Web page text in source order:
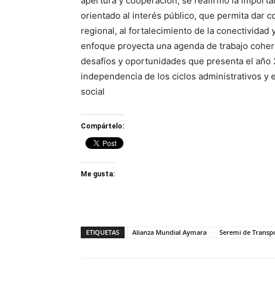
orientado al interés público, que permita dar
regional, al fortalecimiento de la conectividad
enfoque proyecta una agenda de trabajo
desafíos y oportunidades que presenta el año
independencia de los ciclos administrativos
social
Compártelo:
Me gusta:
ETIQUETAS Alianza Mundial Aymara Seremi de